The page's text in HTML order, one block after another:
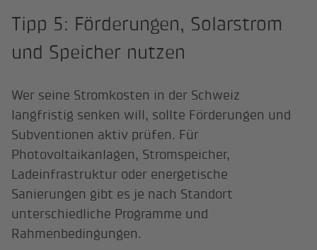
Tipp 5: Förderungen, Solarstrom
und Speicher nutzen
Wer seine Stromkosten in der Schweiz
langfristig senken will, sollte Förderungen und
Subventionen aktiv prüfen. Für
Photovoltaikanlagen, Stromspeicher,
Ladeinfrastruktur oder energetische
Sanierungen gibt es je nach Standort
unterschiedliche Programme und
Rahmenbedingungen.